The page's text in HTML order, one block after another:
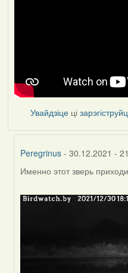
Увайдзіце ці
Peregrinus - 30.12.2021 -
In
to
Именно этот зверь